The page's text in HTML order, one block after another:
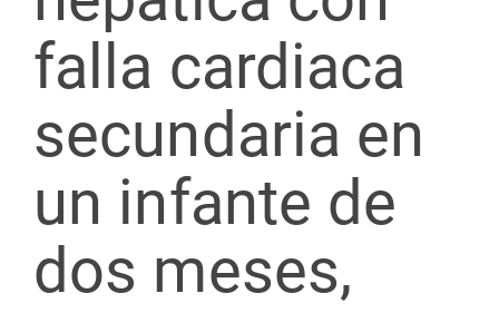
falla cardiaca
secundaria en
un infante de
dos meses,